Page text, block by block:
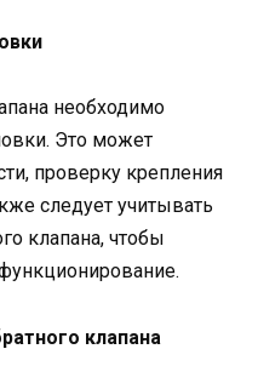
необходимо
Это может
проверку крепления
следует учитывать
клапана, чтобы
клапана